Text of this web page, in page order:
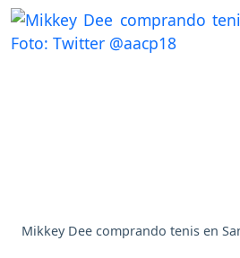
Mikkey Dee comprando tenis en